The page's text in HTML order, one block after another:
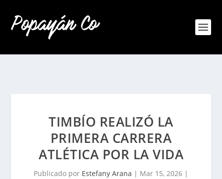
TIMBÍO REALIZÓ LA
PRIMERA CARRERA
ATLÉTICA POR LA VIDA
Publicado por Estefany Arana | Mar 15, 2026 |